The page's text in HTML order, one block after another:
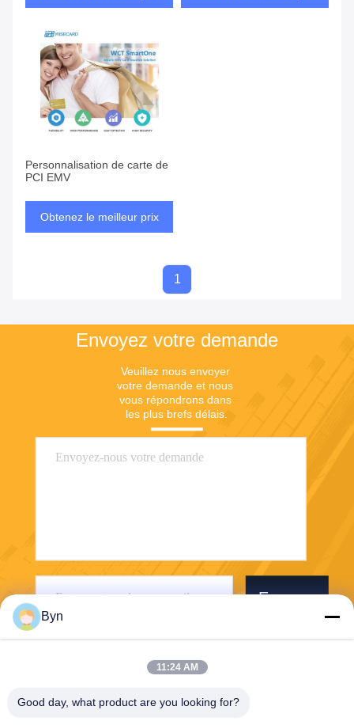
Personnalisation de carte de
PCI EMV
Obtenez le meilleur prix
1
Envoyez votre demande
Veuillez nous envoyer
votre demande et nous
vous répondrons dans
les plus brefs délais.
Envoyer
Byn
11:24 AM
Good day, what product are you looking for?